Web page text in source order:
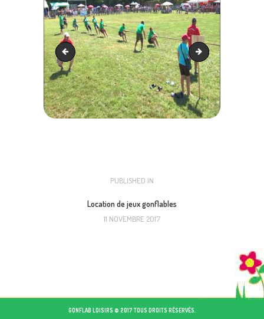
Course de sac Complexe Jungle 01
NAVIGATION
PUBLISHED IN
Location de jeux gonflables
11 NOVEMBRE 2017
GONFLAB LOISIRS © 2017 TOUS DROITS RÉSERVÉS.